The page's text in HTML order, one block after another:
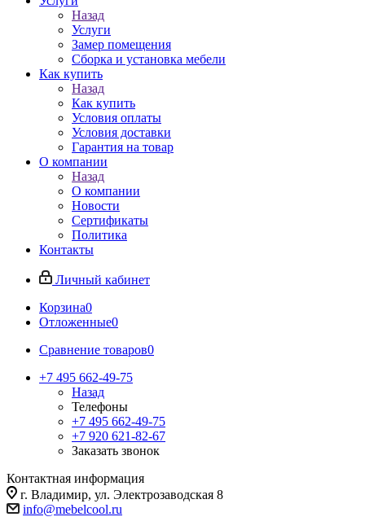
Назад
Услуги
Замер помещения
Сборка и установка мебели
Как купить
Назад
Как купить
Условия оплаты
Условия доставки
Гарантия на товар
О компании
Назад
О компании
Новости
Сертификаты
Политика
Контакты
Личный кабинет
Корзина0
Отложенные0
Сравнение товаров0
+7 495 662-49-75
Назад
Телефоны
+7 495 662-49-75
+7 920 621-82-67
Заказать звонок
Контактная информация
г. Владимир, ул. Электрозаводская 8
info@mebelcool.ru